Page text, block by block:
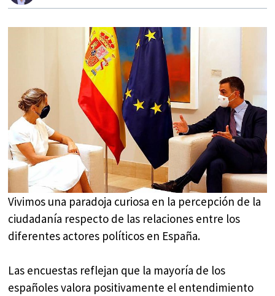
Vivimos una paradoja curiosa en la percepción de la
ciudadanía respecto de las relaciones entre los
diferentes actores políticos en España.
Las encuestas reflejan que la mayoría de los
españoles valora positivamente el entendimiento